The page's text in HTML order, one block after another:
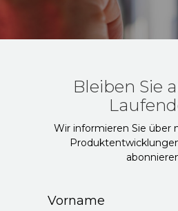
Bleiben Sie
Wir informieren Sie über